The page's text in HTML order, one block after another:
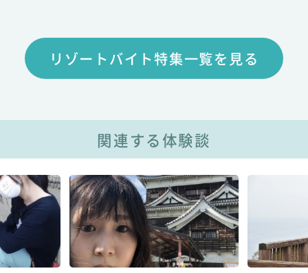
リゾートバイト特集一覧を見る
関連する体験談